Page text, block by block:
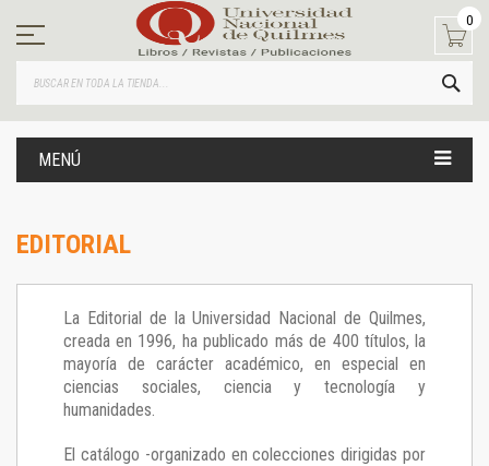
contenido
0
MENÚ
EDITORIAL
La Editorial de la Universidad Nacional de Quilmes,
creada en 1996, ha publicado más de 400 títulos, la
mayoría de carácter académico, en especial en
ciencias sociales, ciencia y tecnología y
humanidades.
El catálogo -organizado en colecciones dirigidas por